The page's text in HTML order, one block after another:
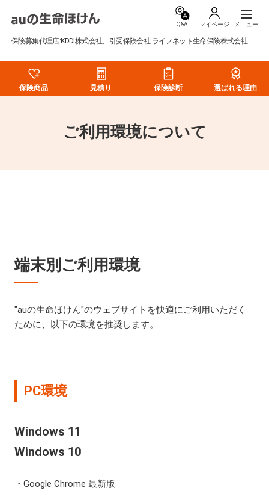
Q&A マイページ
保険募集代理店:KDDI株式会社、引受保険会社:ライフネット生命保険株式会社
保険商品 見積り 保険診断 選ばれる理由
ご利用環境について
端末別ご利用環境
"auの生命ほけん"のウェブサイトを快適にご利用いただく
ために、以下の環境を推奨します。
PC環境
Windows 11
Windows 10
Google Chrome 最新版